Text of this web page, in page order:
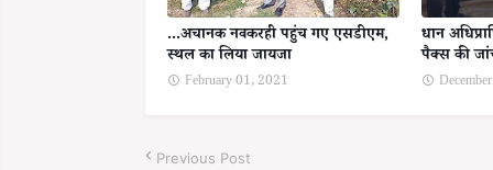
...अचानक नवकरही पहुंच गए एसडीएम,
स्थल का लिया जायजा
February 01, 2021
धान
पैक्स की
Previous Post